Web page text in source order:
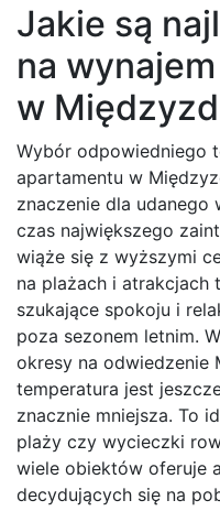
Jakie są
na
w
Wybór odpowiedniego
apartamentu w
znaczenie dla udanego
czas największego
wiąże się z wyższymi
na plażach i atrakcjach
szukające spokoju i
poza sezonem letnim.
okresy na odwiedzenie
temperatura jest
znacznie mniejsza. To
plaży czy wycieczki
wiele obiektów oferuje
decydujących się na